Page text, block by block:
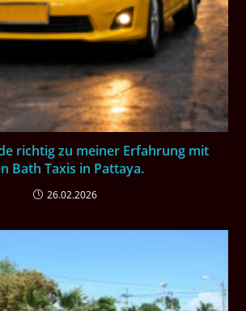
richtig zu meiner Erfahrung mit
Bath Taxis in Pattaya.
26.02.2026